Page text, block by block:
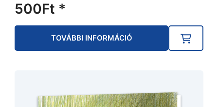
500Ft *
TOVÁBBI INFORMÁCIÓ